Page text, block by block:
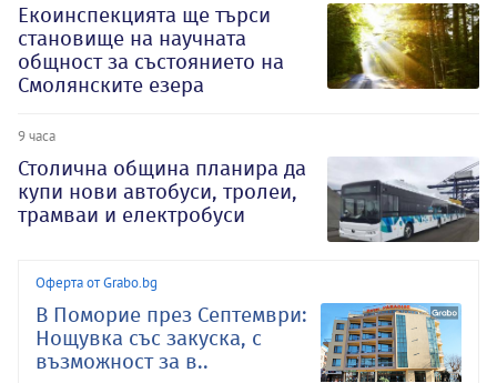
Екоинспекцията ще търси
становище на научната
общност за състоянието на
Смолянските езера
9 часа
Столична община планира да
купи нови автобуси, тролеи,
трамваи и електробуси
Оферта от Grabo.bg
В Поморие през Септември:
Нощувка със закуска, с
възможност за в..